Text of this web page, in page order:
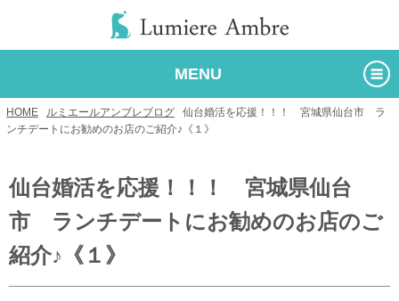
MENU
HOME ルミエールアンブレブログ
仙台婚活を応援！！！ 宮城県仙台市 ラ
ンチデートにお勧めのお店のご紹介♪《１》
仙台婚活を応援！！！ 宮城県仙台
市 ランチデートにお勧めのお店のご
紹介♪《１》